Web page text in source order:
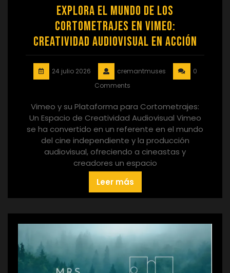
Explora el Mundo de los
Cortometrajes en Vimeo:
Creatividad Audiovisual en Acción
24 julio 2026 cremantmuses
0
Comments
Vimeo y su Plataforma para Cortometrajes:
Un Espacio de Creatividad Audiovisual Vimeo
se ha convertido en un referente en el mundo
del cine independiente y la producción
audiovisual, ofreciendo a cineastas y
creadores un espacio
Leer más